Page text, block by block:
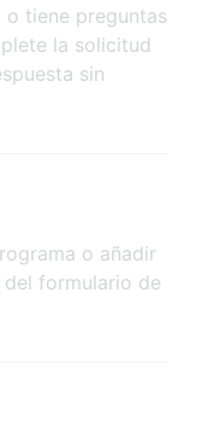
o tiene preguntas
la solicitud
sin
o añadir
formulario de